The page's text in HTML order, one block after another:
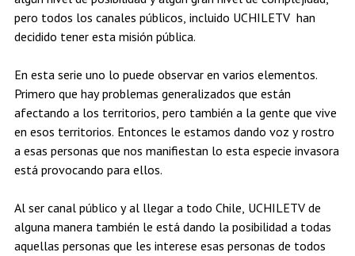
pero todos los canales públicos, incluido UCHILETV han
decidido tener esta misión pública.
En esta serie uno lo puede observar en varios elementos.
Primero que hay problemas generalizados que están
afectando a los territorios, pero también a la gente que vive
en esos territorios. Entonces le estamos dando voz y rostro
a esas personas que nos manifiestan lo esta especie invasora
está provocando para ellos.
Al ser canal público y al llegar a todo Chile, UCHILETV de
alguna manera también le está dando la posibilidad a todas
aquellas personas que les interese esas personas de todos